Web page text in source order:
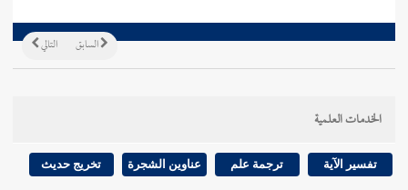
التالي السابق
الخدمات العلمية
تفسير الآية ترجمة علم عناوين الشجرة تخريج حديث